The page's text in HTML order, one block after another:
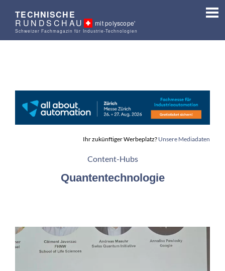
TECHNISCHE
RUNDSCHAU mit polyscope'
Schweizer Fachmagazin für Industrie-Technologien
Ihr zukünftiger Werbeplatz? Unsere Mediadaten
Content-Hubs
Quantentechnologie